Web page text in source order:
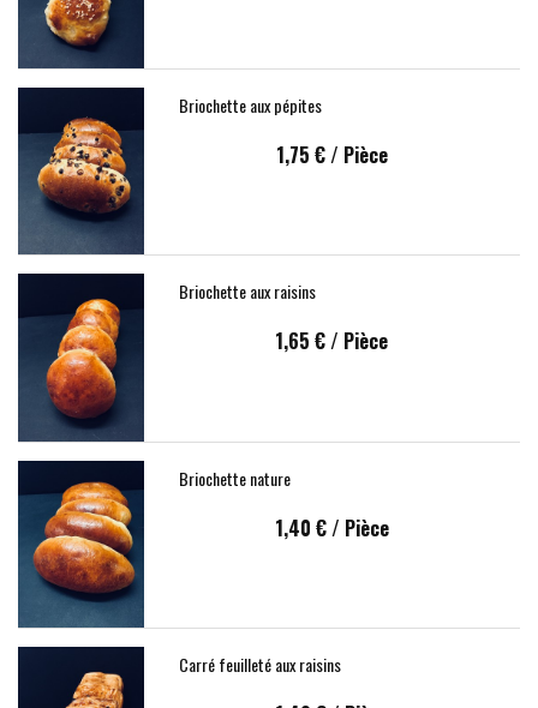
Briochette aux pépites
1,75 €/ Pièce
Briochette aux raisins
1,65 €/ Pièce
Briochette nature
1,40 €/ Pièce
Carré feuilleté aux raisins